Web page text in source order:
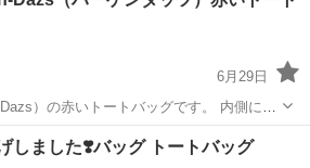
6月29日
）の赤いトートバッグです。 内側にド
Dazs ・色：
：目立った汚れや傷はありません（...
しました❣️バッグ トートバッグ